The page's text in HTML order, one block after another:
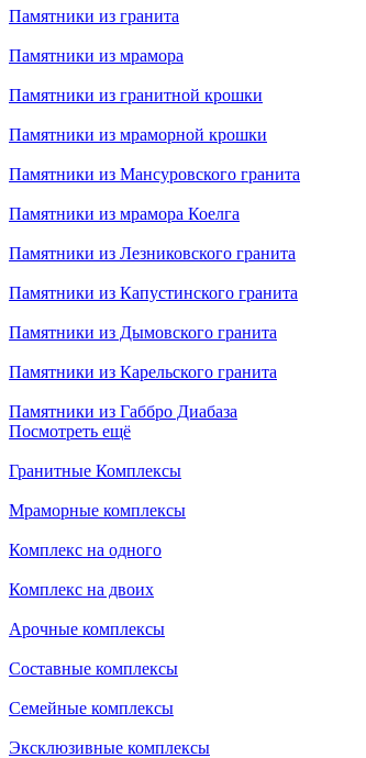
Памятники из гранита
Памятники из мрамора
Памятники из гранитной крошки
Памятники из мраморной крошки
Памятники из Мансуровского гранита
Памятники из мрамора Коелга
Памятники из Лезниковского гранита
Памятники из Капустинского гранита
Памятники из Дымовского гранита
Памятники из Карельского гранита
Памятники из Габбро Диабаза
Посмотреть ещё
Гранитные Комплексы
Мраморные комплексы
Комплекс на одного
Комплекс на двоих
Арочные комплексы
Составные комплексы
Семейные комплексы
Эксклюзивные комплексы